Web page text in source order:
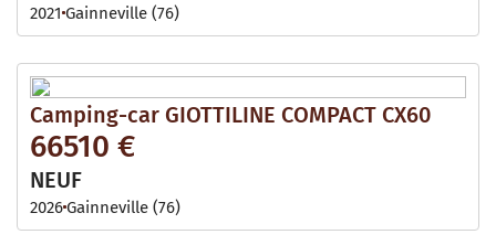
2021 Gainneville (76)
Camping-car GIOTTILINE COMPACT CX60
66510 €
NEUF
2026Gainneville (76)